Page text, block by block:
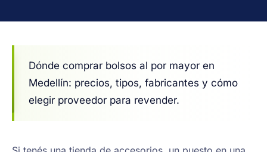
Dónde comprar bolsos al por mayor en
Medellín: precios, tipos, fabricantes y cómo
elegir proveedor para revender.